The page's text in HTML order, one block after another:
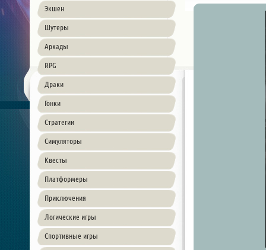
Экшен
Шутеры
Аркады
RPG
Драки
Гонки
Стратегии
Симуляторы
Квесты
Платформеры
Приключения
Логические игры
Спортивные игры